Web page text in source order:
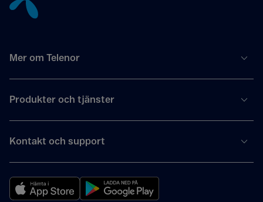
Mer om Telenor
Produkter och tjänster
Kontakt och support